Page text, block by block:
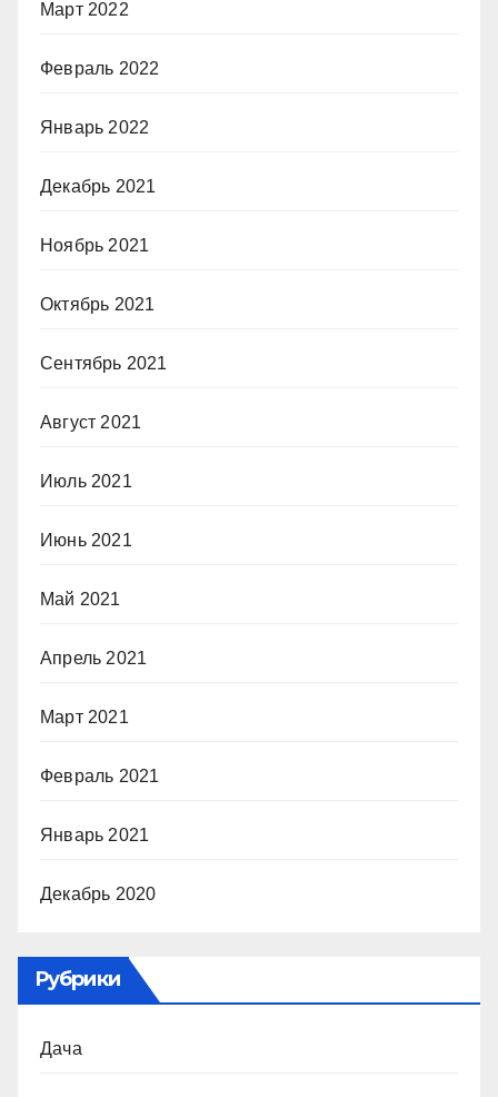
Март 2022
Февраль 2022
Январь 2022
Декабрь 2021
Ноябрь 2021
Октябрь 2021
Сентябрь 2021
Август 2021
Июль 2021
Июнь 2021
Май 2021
Апрель 2021
Март 2021
Февраль 2021
Январь 2021
Декабрь 2020
Рубрики
Дача